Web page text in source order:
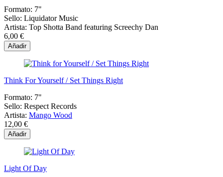
Formato: 7"
Sello: Liquidator Music
Artista: Top Shotta Band featuring Screechy Dan
6,00 €
Añadir
Think For Yourself / Set Things Right
Formato: 7"
Sello: Respect Records
Artista: Mango Wood
12,00 €
Añadir
Light Of Day